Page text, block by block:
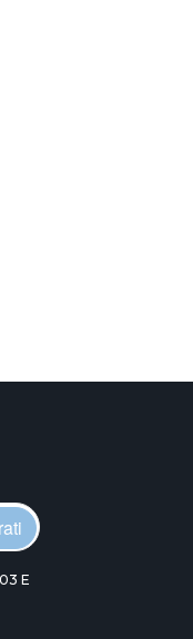
E